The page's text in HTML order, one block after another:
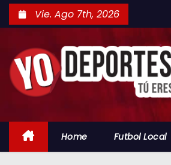
a
l
Vie. Ago 7th, 2026
Home Futbol Local